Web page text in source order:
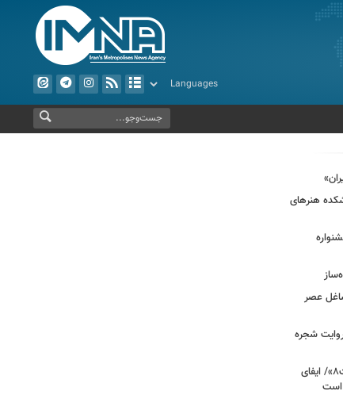
هنرهای
عصر
روایت شجره
روایت رئیس سیما فیلم از ساخت «پایتخت۸»/ ایفای
است